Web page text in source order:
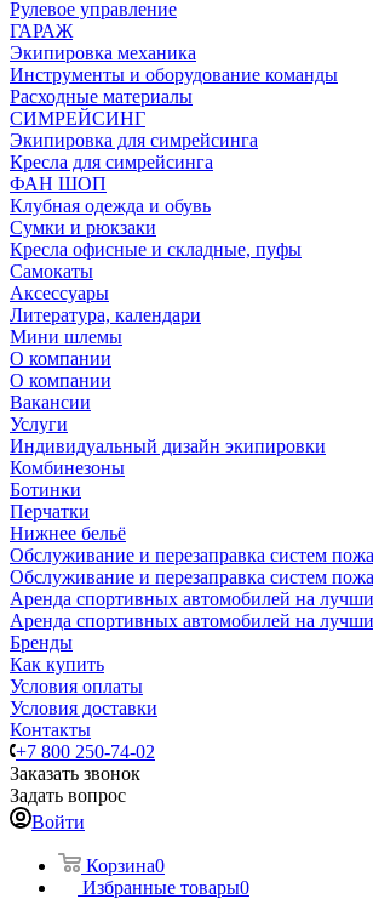
Рулевое управление
ГАРАЖ
Экипировка механика
Инструменты и оборудование команды
Расходные материалы
СИМРЕЙСИНГ
Экипировка для симрейсинга
Кресла для симрейсинга
ФАН ШОП
Клубная одежда и обувь
Сумки и рюкзаки
Кресла офисные и складные, пуфы
Самокаты
Аксессуары
Литература, календари
Мини шлемы
О компании
О компании
Вакансии
Услуги
Индивидуальный дизайн экипировки
Комбинезоны
Ботинки
Перчатки
Нижнее бельё
Обслуживание и перезаправка систем
Обслуживание и перезаправка систем
Аренда спортивных автомобилей на
Аренда спортивных автомобилей на
Бренды
Как купить
Условия оплаты
Условия доставки
Контакты
+7 800 250-74-02
Заказать звонок
Задать вопрос
Войти
Корзина0
Избранные товары0